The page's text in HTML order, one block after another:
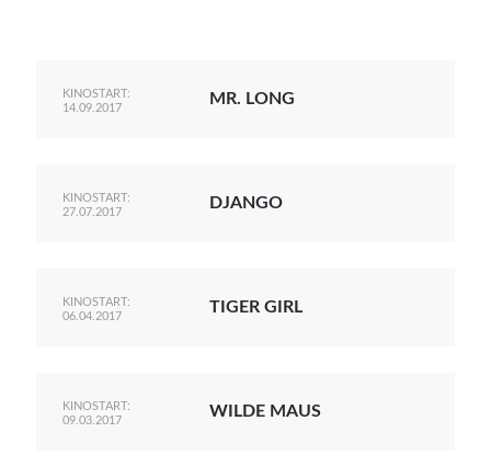
KINOSTART:
14.09.2017
MR. LONG
KINOSTART:
27.07.2017
DJANGO
KINOSTART:
06.04.2017
TIGER GIRL
KINOSTART:
09.03.2017
WILDE MAUS